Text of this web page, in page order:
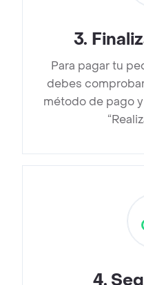
3.
Para pagar tu
debes
método de pago
4.